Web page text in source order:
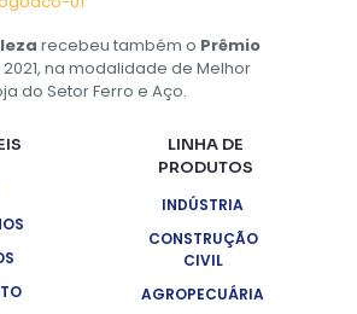
recebeu também o Prêmio
2021, na modalidade de Melhor
do Setor Ferro e Aço.
LINHA DE
PRODUTOS
INDÚSTRIA
CONSTRUÇÃO
CIVIL
AGROPECUÁRIA